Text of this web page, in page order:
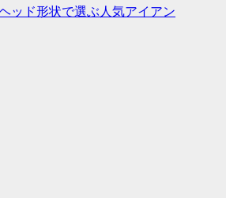
ッド形状で選ぶ人気アイアン